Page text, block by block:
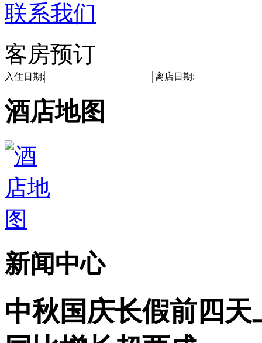
联系我们
客房预订
入住日期: 离店日期:
酒店地图
新闻中心
中秋国庆长假前四